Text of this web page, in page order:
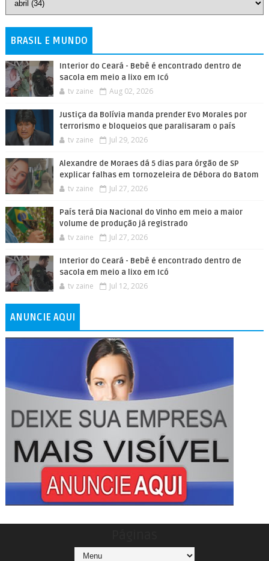
BRASIL E MUNDO
Interior do Ceará - Bebê é encontrado dentro de
sacola em meio a lixo em Icó
tv zaine Aug 02, 2026
Justiça da Bolívia manda prender Evo Morales por
terrorismo e bloqueios que paralisaram o país
tv zaine Jul 29, 2026
Alexandre de Moraes dá 5 dias para órgão de SP
explicar falhas em tornozeleira de Débora do Batom
tv zaine Jul 27, 2026
País terá Dia Nacional do Vinho em meio a maior
volume de produção já registrado
tv zaine Jul 27, 2026
Interior do Ceará - Bebê é encontrado dentro de
sacola em meio a lixo em Icó
tv zaine Jul 12, 2026
ANUNCIE AQUI